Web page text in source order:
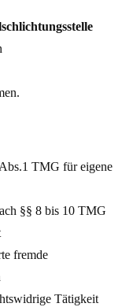
TMG für eigene
§§ 8 bis 10 TMG
fremde
Tätigkeit